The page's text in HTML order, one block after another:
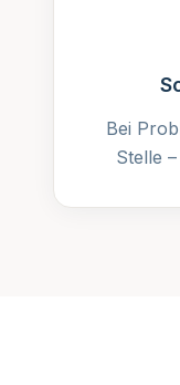
Bei
Stelle